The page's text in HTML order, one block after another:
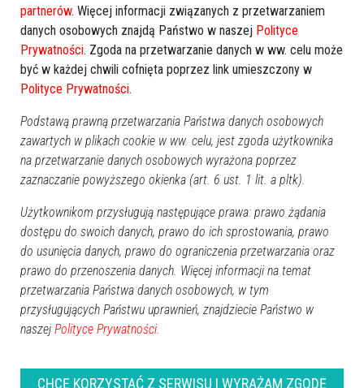
ROCZNICA ŚMIERCI
Cezary Moniński(3. rocznica)
partnerów. Więcej informacji związanych z przetwarzaniem
danych osobowych znajdą Państwo w naszej Polityce
Prywatności. Zgoda na przetwarzanie danych w ww. celu może
być w każdej chwili cofnięta poprzez link umieszczony w
Polityce Prywatności.
Podstawą prawną przetwarzania Państwa danych osobowych
zawartych w plikach cookie w ww. celu, jest zgoda użytkownika
na przetwarzanie danych osobowych wyrażona poprzez
zaznaczanie powyższego okienka (art. 6 ust. 1 lit. a pltk).
Użytkownikom przysługują następujące prawa: prawo żądania
dostępu do swoich danych, prawo do ich sprostowania, prawo
do usunięcia danych, prawo do ograniczenia przetwarzania oraz
prawo do przenoszenia danych. Więcej informacji na temat
przetwarzania Państwa danych osobowych, w tym
przysługujących Państwu uprawnień, znajdziecie Państwo w
naszej Polityce Prywatności.
CHCĘ KORZYSTAĆ Z SERWISU I WYRAŻAM ZGODĘ